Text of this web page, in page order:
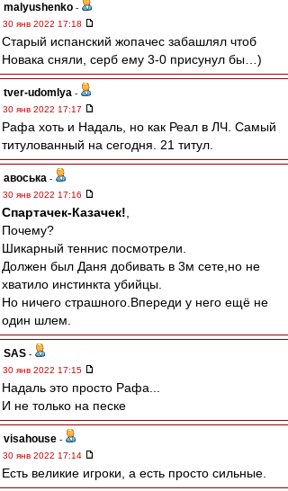
malyushenko -
30 янв 2022 17:18
Старый испанский жопачес забашлял чтоб
Новака сняли, серб ему 3-0 присунул бы…)
tver-udomlya -
30 янв 2022 17:17
Рафа хоть и Надаль, но как Реал в ЛЧ. Самый
титулованный на сегодня. 21 титул.
авоська -
30 янв 2022 17:16
Спартачек-Казачек!
Почему?
Шикарный теннис посмотрели.
Должен был Даня добивать в 3м сете,но не
хватило инстинкта убийцы.
Но ничего страшного.Впереди у него ещё не
один шлем.
SAS -
30 янв 2022 17:15
Надаль это просто Рафа...
И не только на песке
visahouse -
30 янв 2022 17:14
Есть великие игроки, а есть просто сильные.